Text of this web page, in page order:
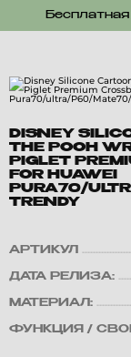
DISNEY
THE POOH
PIGLET
FOR HUAWEI
PURA70/
TRENDY
АРТИКУЛ
ДАТА РЕЛИЗА:
МАТЕРИАЛ:
ФУНКЦИЯ /